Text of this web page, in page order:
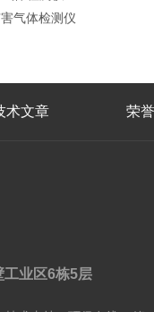
气体检测仪
术文章 荣
工业区6栋5层